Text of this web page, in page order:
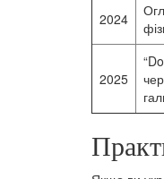
2024
2025